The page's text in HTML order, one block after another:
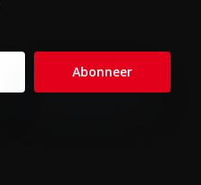
Abonneer